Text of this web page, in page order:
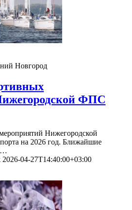
Новгород
ФПС
Нижегородской
на 2026 год. Ближайшие
…
2026-04-27T14:40:00+03:00